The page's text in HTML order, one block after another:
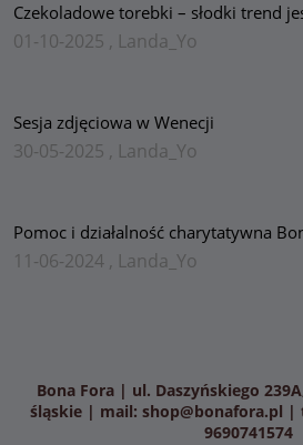
Czekoladowe torebki – słodki trend
01-10-2025 , Landa_Yo
Sesja zdjęciowa w Wenecji
30-05-2025 , Landa_Yo
Pomoc i działalność charytatywna
11-06-2024 , Landa_Yo
Bona Fora | ul. Daszyńskiego
śląskie | mail: shop@bonafora.pl |
9690741574